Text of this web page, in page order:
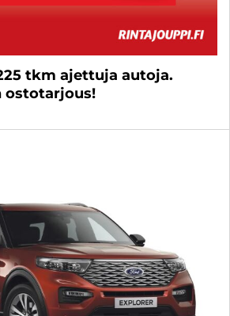
tkm ajettuja autoja.
ostotarjous!